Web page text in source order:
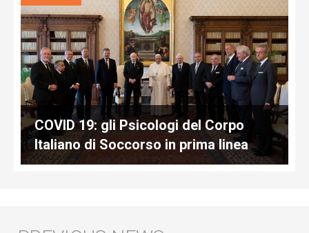
COVID 19: gli Psicologi del Corpo
Italiano di Soccorso in prima linea